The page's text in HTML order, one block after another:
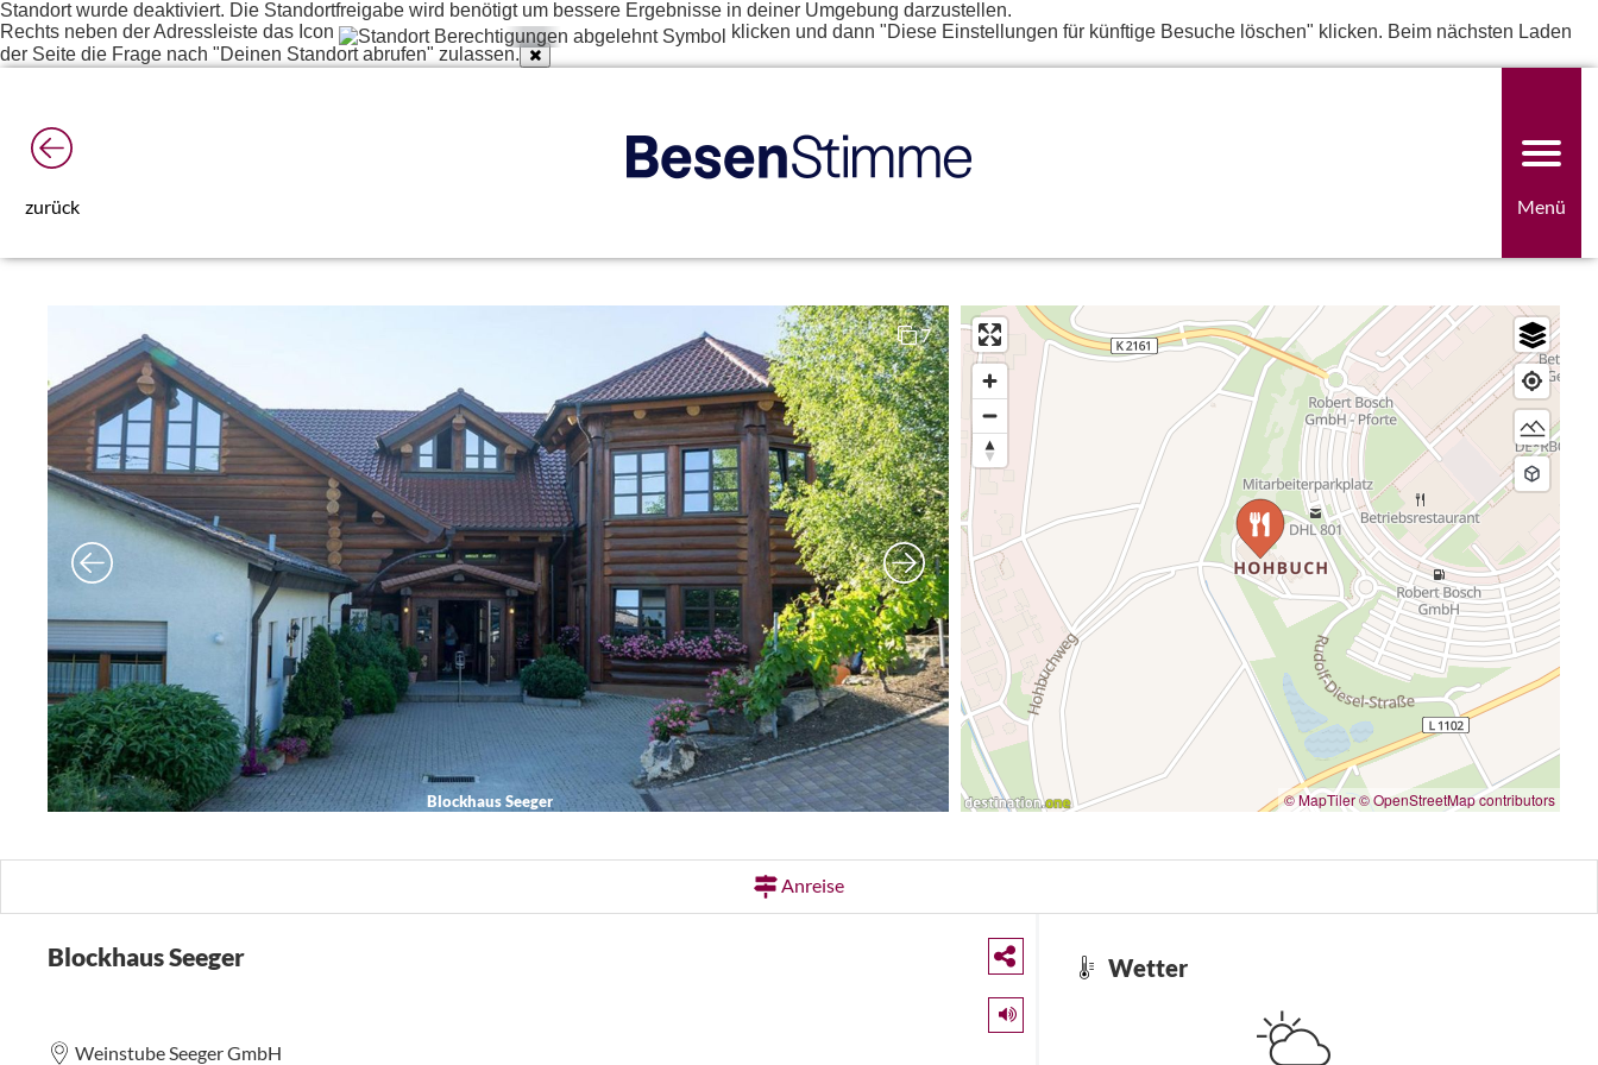
Standort wurde deaktiviert. Die Standortfreigabe wird benötigt um bessere Ergebnisse in deiner Umgebung darzustellen.
Rechts neben der Adressleiste das Icon
klicken und dann "Diese Einstellungen für künftige Besuche löschen" klicken. Beim nächsten Laden
der Seite die Frage nach "Deinen Standort abrufen" zulassen.
zurück Menü
Blockhaus Seeger
7
© MapTiler© OpenStreetMap contributors
Anreise
Blockhaus Seeger
Weinstube Seeger GmbH
Wetter